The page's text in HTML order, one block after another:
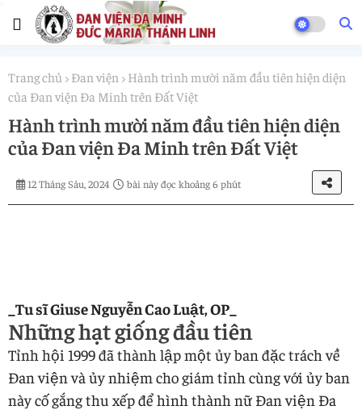
Trang chủ Đan viện
Hành trình mười năm đầu tiên hiện diện
của Đan viện Đa Minh trên Đất Việt
Hành trình mười năm đầu tiên hiện diện
của Đan viện Đa Minh trên Đất Việt
12 Tháng Sáu, 2024 bài này đọc khoảng 6 phút
_Tu sĩ Giuse Nguyễn Cao Luật, OP_
Những hạt giống đầu tiên
Tỉnh hội 1999 đã thành lập một ủy ban đặc trách về
Đan viện và ủy nhiệm cho giám tỉnh cùng với ủy ban
này cố gắng thu xếp để hình thành nữ Đan viện Đa